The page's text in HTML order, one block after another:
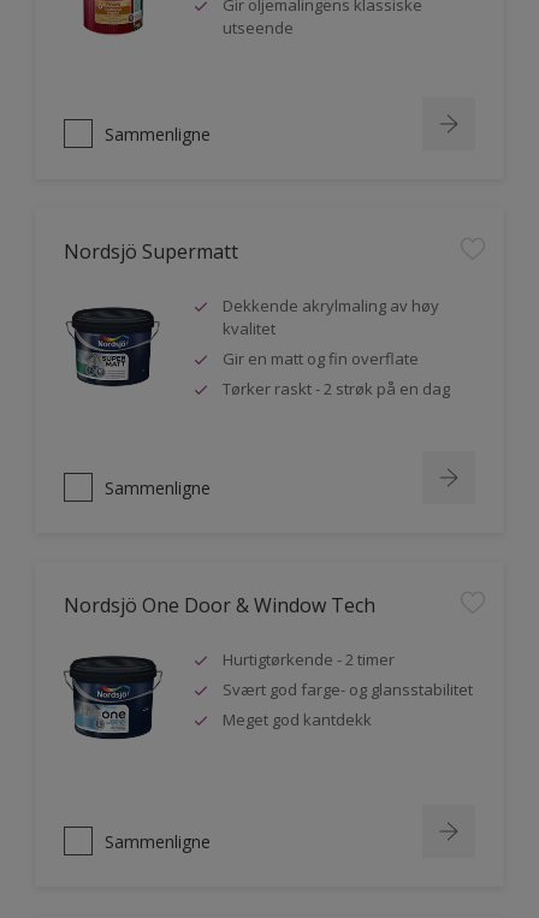
Gir oljemalingens klassiske
utseende
Sammenligne
Nordsjö Supermatt
Dekkende akrylmaling av høy
kvalitet
Gir en matt og fin overflate
Tørker raskt - 2 strøk på en dag
Sammenligne
Nordsjö One Door & Window Tech
Hurtigtørkende - 2 timer
Svært god farge- og glansstabilitet
Meget god kantdekk
Sammenligne